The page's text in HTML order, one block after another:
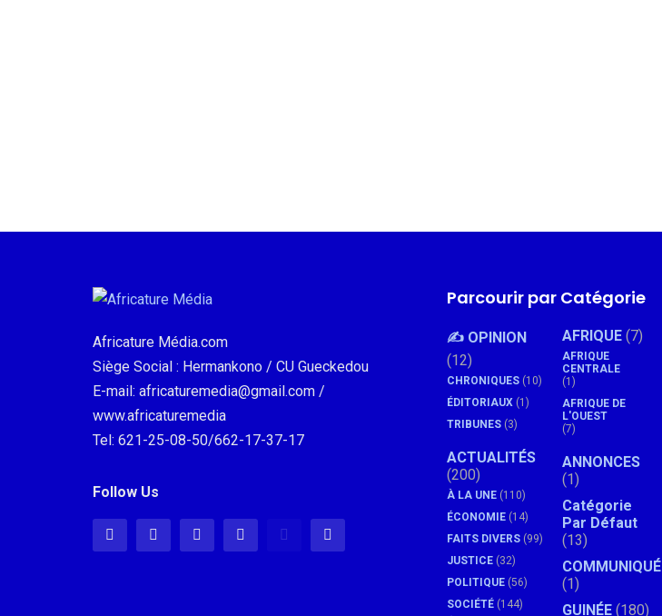
Africature Média.com
Siège Social : Hermankono / CU Gueckedou
E-mail: africaturemedia@gmail.com /
www.africaturemedia
Tel: 621-25-08-50/662-17-37-17
Follow Us
Parcourir par Catégorie
✍️ OPINION
(12)
CHRONIQUES (10)
ÉDITORIAUX (1)
TRIBUNES (3)
ACTUALITÉS
(200)
À LA UNE (110)
ÉCONOMIE (14)
FAITS DIVERS (99)
JUSTICE (32)
POLITIQUE (56)
SOCIÉTÉ (144)
AFRIQUE(7)
AFRIQUE
CENTRALE
(1)
AFRIQUE DE
L'OUEST
(7)
ANNONCES
(1)
Catégorie
Par Défaut
(13)
COMMUNIQUÉ
(1)
GUINÉE(180)